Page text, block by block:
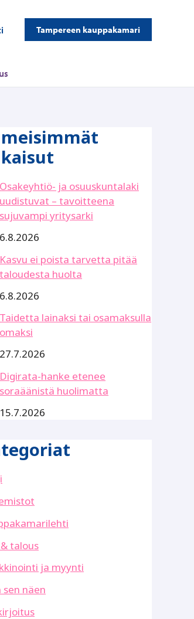
Tampereen kauppakamari
Osakeyhtiö- ja osuuskuntalaki
uudistuvat – tavoitteena
sujuvampi yritysarki
6.8.2026
Kasvu ei poista tarvetta pitää
taloudesta huolta
6.8.2026
Taidetta lainaksi tai osamaksulla
omaksi
27.7.2026
Digirata-hanke etenee
soraäänistä huolimatta
15.7.2026
talous
ja myynti
sen näen